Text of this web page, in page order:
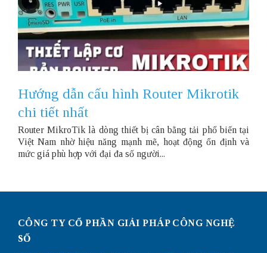
Hướng dẫn cấu hình Router Mikrotik
chi tiết nhất
Router MikroTik là dòng thiết bị cân bằng tải phổ biến tại
Việt Nam nhờ hiệu năng mạnh mẽ, hoạt động ổn định và
mức giá phù hợp với đại đa số người...
CÔNG TY CỔ PHẦN GIẢI PHÁP CÔNG NGHỆ
SỐ